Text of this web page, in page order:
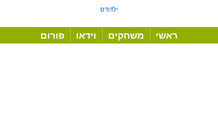
ילדודס
ראשי משחקים וידאו פורום